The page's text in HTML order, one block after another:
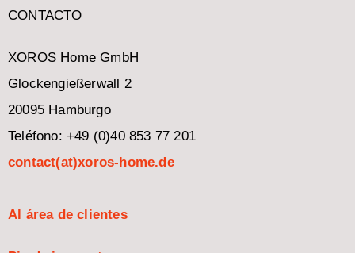
CONTACTO
XOROS Home GmbH
Glockengießerwall 2
20095 Hamburgo
Teléfono: +49 (0)40 853 77 201
contact(at)xoros-home.de
Al área de clientes